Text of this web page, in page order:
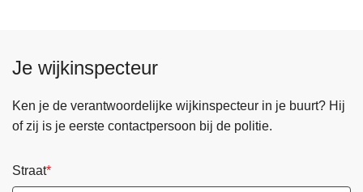
Je wijkinspecteur
Ken je de verantwoordelijke wijkinspecteur in je buurt? Hij
of zij is je eerste contactpersoon bij de politie.
Straat